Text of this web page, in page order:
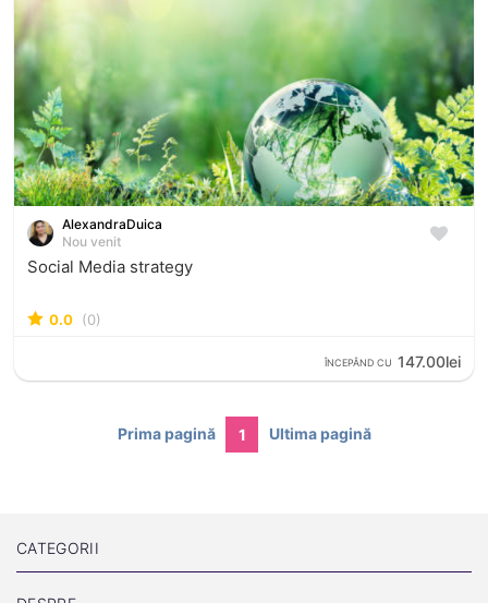
AlexandraDuica
Nou venit
Social Media strategy
0.0 (0)
ÎNCEPÂND CU 147.00lei
Prima pagină 1 Ultima pagină
CATEGORII